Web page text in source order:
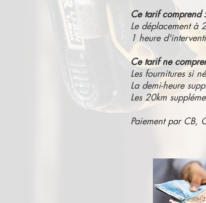
Ce tarif comprend :
Le déplacement à
1 heure
Ce tarif ne
Les fournitures si
La demi-heure
Les 20km
Paiement par CB,